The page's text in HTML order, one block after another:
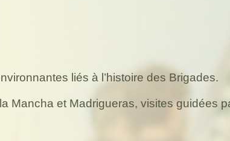
liés à l’histoire des Brigades.
et Madrigueras, visites guidées